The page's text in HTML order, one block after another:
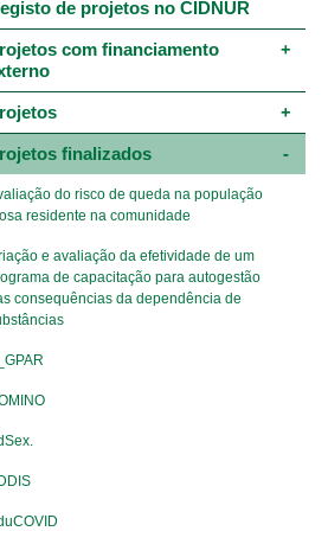
de projetos no CIDNUR
com financiamento
finalizados
do risco de queda na população
residente na comunidade
e avaliação da efetividade de um
de capacitação para autogestão
consequências da dependência de